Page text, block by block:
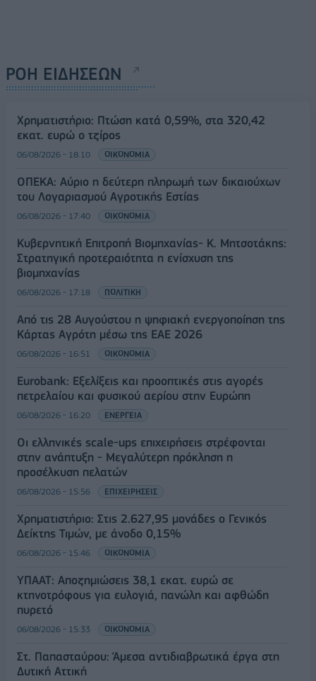
ΡΟΗ ΕΙΔΗΣΕΩΝ
Χρηματιστήριο: Πτώση κατά 0,59%, στα 320,42
εκατ. ευρώ ο τζίρος
06/08/2026 - 18:10 ΟΙΚΟΝΟΜΙΑ
ΟΠΕΚΑ: Αύριο η δεύτερη πληρωμή των δικαιούχων
του Λογαριασμού Αγροτικής Εστίας
06/08/2026 - 17:40 ΟΙΚΟΝΟΜΙΑ
Κυβερνητική Επιτροπή Βιομηχανίας- Κ. Μητσοτάκης:
Στρατηγική προτεραιότητα η ενίσχυση της
βιομηχανίας
06/08/2026 - 17:18 ΠΟΛΙΤΙΚΗ
Από τις 28 Αυγούστου η ψηφιακή ενεργοποίηση της
Κάρτας Αγρότη μέσω της ΕΑΕ 2026
06/08/2026 - 16:51 ΟΙΚΟΝΟΜΙΑ
Eurobank: Εξελίξεις και προοπτικές στις αγορές
πετρελαίου και φυσικού αερίου στην Ευρώπη
06/08/2026 - 16:20 ΕΝΕΡΓΕΙΑ
Οι ελληνικές scale-ups επιχειρήσεις στρέφονται
στην ανάπτυξη - Μεγαλύτερη πρόκληση η
προσέλκυση πελατών
06/08/2026 - 15:56 ΕΠΙΧΕΙΡΗΣΕΙΣ
Χρηματιστήριο: Στις 2.627,95 μονάδες ο Γενικός
Δείκτης Τιμών, με άνοδο 0,15%
06/08/2026 - 15:46 ΟΙΚΟΝΟΜΙΑ
ΥΠΑΑΤ: Αποζημιώσεις 38,1 εκατ. ευρώ σε
κτηνοτρόφους για ευλογιά, πανώλη και αφθώδη
πυρετό
06/08/2026 - 15:33 ΟΙΚΟΝΟΜΙΑ
Στ. Παπασταύρου: Άμεσα αντιδιαβρωτικά έργα στη
Δυτική Αττική